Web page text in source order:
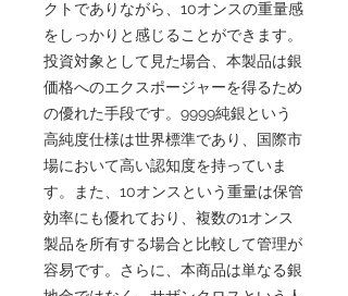
クトでありながら、10オンスの重量感
をしっかりと感じることができます。
投資対象として見た場合、本製品は銀
価格へのエクスポージャーを得るため
の優れた手段です。9999純銀という
高純度仕様は世界標準であり、国際市
場において高い認知度を持っていま
す。また、10オンスという重量は保管
効率にも優れており、複数の1オンス
製品を所有する場合と比較して管理が
容易です。さらに、本商品は単なる銀